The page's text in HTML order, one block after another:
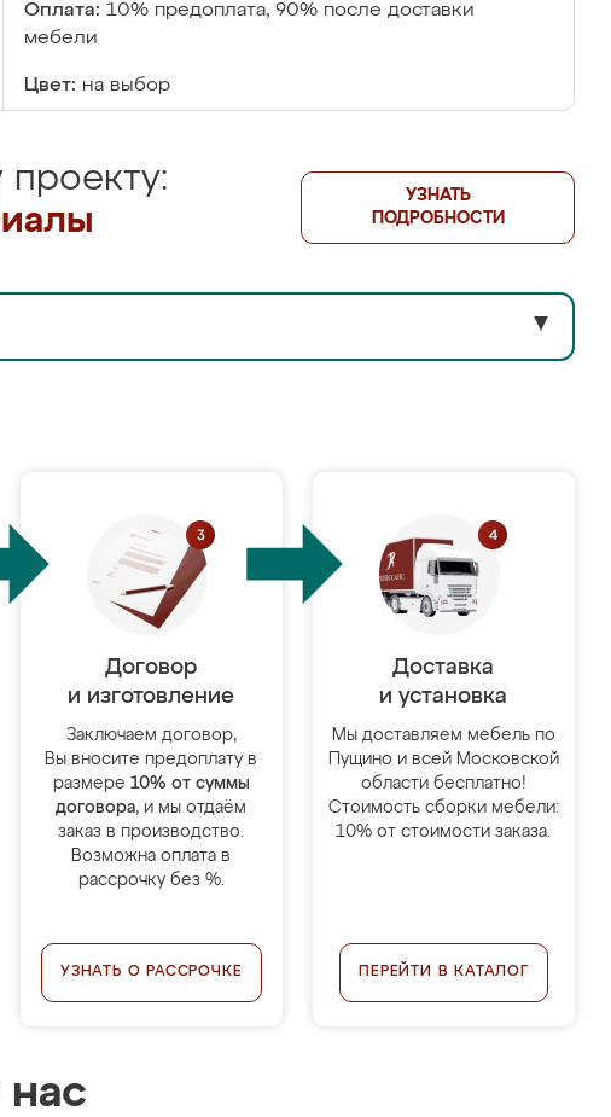
Оплата: 10% предоплата, 90% после доставки
мебели
Цвет: на выбор
проекту:
УЗНАТЬ
ПОДРОБНОСТИ
▼
Договор
и изготовление
Заключаем договор,
Вы вносите предоплату в
размере 10% от суммы
договора, и мы отдаём
заказ в производство.
Возможна оплата в
рассрочку без %.
УЗНАТЬ О РАССРОЧКЕ
Доставка
и установка
Мы доставляем мебель по
Пущино и всей Московской
области бесплатно!
Стоимость сборки мебели:
10% от стоимости заказа.
ПЕРЕЙТИ В КАТАЛОГ
нас